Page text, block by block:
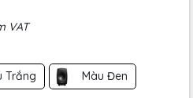
VAT
Trắng Màu Đen